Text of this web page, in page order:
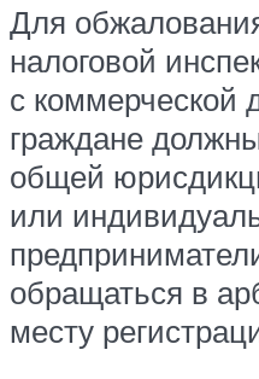
Для
налоговой
с коммерческой
граждане
общей
или
обращаться в
месту